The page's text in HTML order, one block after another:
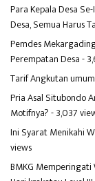
Para Kepala Desa
Desa, Semua Harus
Pemdes
Perempatan Desa-
Tarif Angkutan
Pria Asal Situbondo
Motifnya?- 3,037
Ini Syarat Menikahi
views
BMKG Memperingati